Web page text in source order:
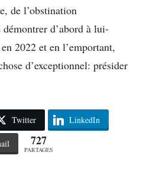
de l’obstination
d’abord à lui-
2022 et en l’emportant,
d’exceptionnel: présider
Twitter LinkedIn
727
PARTAGES